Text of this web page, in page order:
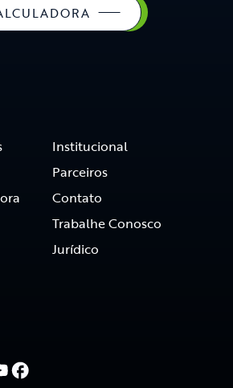
Institucional
Parceiros
Contato
Trabalhe Conosco
Jurídico